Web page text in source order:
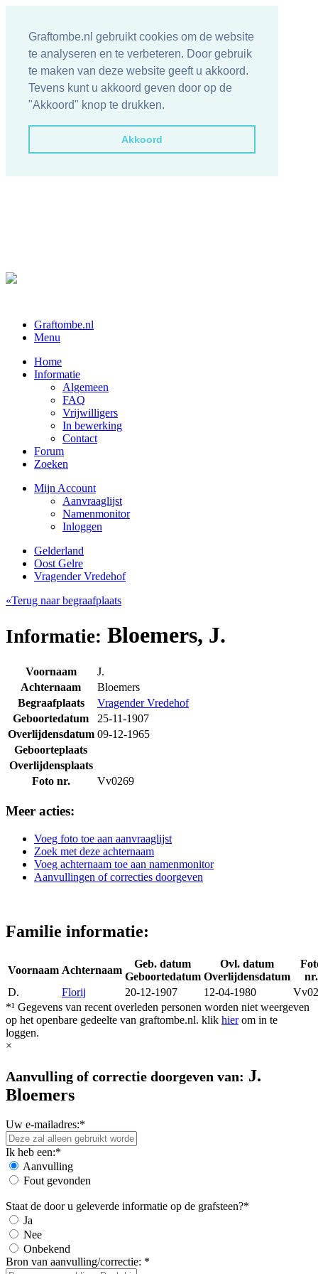
Graftombe.nl gebruikt cookies om de website
te analyseren en te verbeteren. Door gebruik
te maken van deze website geeft u akkoord.
Tevens kunt u akkoord geven door op de
"Akkoord" knop te drukken.
Akkoord
Graftombe.nl
Menu
Home
Informatie
Algemeen
FAQ
Vrijwilligers
In bewerking
Contact
Forum
Zoeken
Mijn Account
Aanvraaglijst
Namenmonitor
Inloggen
Gelderland
Oost Gelre
Vragender Vredehof
«Terug naar begraafplaats
Informatie: Bloemers, J.
Voornaam
J.
Achternaam
Bloemers
Begraafplaats
Vragender Vredehof
Geboortedatum
25-11-1907
Overlijdensdatum 09-12-1965
Geboorteplaats
Overlijdensplaats
Foto nr.
Vv0269
Meer acties:
Voeg foto toe aan aanvraaglijst
Zoek met deze achternaam
Voeg achternaam toe aan namenmonitor
Aanvullingen of correcties doorgeven
Familie informatie:
Voornaam Achternaam
Geb. datum
Geboortedatum
Ovl. datum
Overlijdensdatum
nr.
D.
Florij 20-12-1907 12-04-1980
*¹ Gegevens van recent overleden personen worden niet weergeven
op het openbare gedeelte van graftombe.nl. klik hierom in te
loggen.
×
Aanvulling of correctie doorgeven van: J.
Bloemers
Uw e-mailadres:*
Ik heb een:*
Aanvulling
Fout gevonden
Staat de door u geleverde informatie op de grafsteen?*
Ja
Nee
Onbekend
Bron van aanvulling/correctie: *